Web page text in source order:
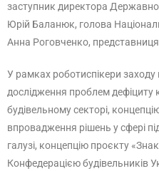
заступник директора
Юрій Баланюк, голова
Анна Роговченко,
У рамках роботиспікери
дослідження проблем дефіциту
будівельному секторі,
впровадження рішень у сфері
галузі, концепцію проєкту
Конфедерацією будівельників